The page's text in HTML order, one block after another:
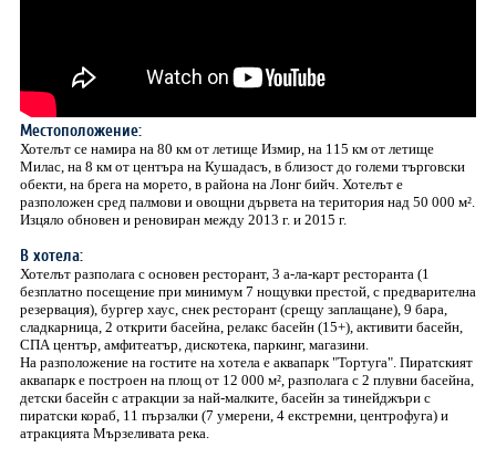
Местоположение:
Хотелът се намира на 80 км от летище Измир, на 115 км от летище
Милас, на 8 км от центъра на Кушадасъ, в близост до големи търговски
обекти, на брега на морето, в района на Лонг бийч. Хотелът е
разположен сред палмови и овощни дървета на територия над 50 000 м².
Изцяло обновен и реновиран между 2013 г. и 2015 г.
В хотела:
Хотелът разполага с основен ресторант, 3 а-ла-карт ресторанта (1
безплатно посещение при минимум 7 нощувки престой, с предварителна
резервация), бургер хаус, снек ресторант (срещу заплащане), 9 бара,
сладкарница, 2 открити басейна, релакс басейн (15+), активити басейн,
СПА център, амфитеатър, дискотека, паркинг, магазини.
На разположение на гостите на хотела е аквапарк "Тортуга". Пиратският
аквапарк е построен на площ от 12 000 м², разполага с 2 плувни басейна,
детски басейн с атракции за най-малките, басейн за тинейджъри с
пиратски кораб, 11 пързалки (7 умерени, 4 екстремни, центрофуга) и
атракцията Мързеливата река.